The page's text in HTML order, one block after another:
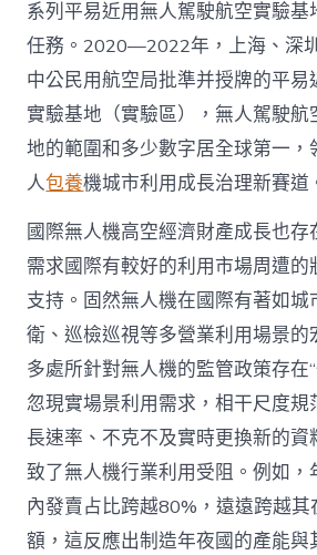
系列平易近用無人駕駛航空實驗基
任務。2020—2022年，上海、深
中公民用航空局批準并授牌的平易
實驗基地（實驗區），無人駕駛航
地的範圍和多少數字居全球第一，
人包養機城市利用成長治理新賽道
國際無人機高空經濟財產成長也存
需求國際有較好的利用市場周遭的
支持。固然無人機在國際有著如城
衛、巡檢巡視等多營業利用場景的
多處所針對無人機的監管政策存在
忽現實場景利用需求，相干尺度規
長速率、不克不及實時更換新的資
致了無人機行業利用受阻。例如
內發賣占比跨越80%，遠遠跨越其
額，這反應出制造年夜國的產能